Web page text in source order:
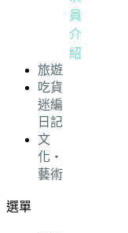
員
介
紹
旅遊
吃貨
迷編
日記
文
化・
藝術
選單